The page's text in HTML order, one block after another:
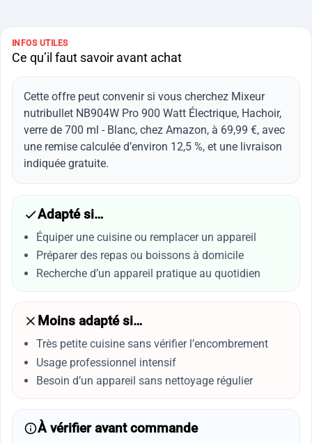
INFOS UTILES
Ce qu’il faut savoir avant achat
Cette offre peut convenir si vous cherchez Mixeur
nutribullet NB904W Pro 900 Watt Électrique, Hachoir,
verre de 700 ml - Blanc, chez Amazon, à 69,99 €, avec
une remise calculée d’environ 12,5 %, et une livraison
indiquée gratuite.
Adapté si…
Équiper une cuisine ou remplacer un appareil
Préparer des repas ou boissons à domicile
Recherche d’un appareil pratique au quotidien
Moins adapté si…
Très petite cuisine sans vérifier l’encombrement
Usage professionnel intensif
Besoin d’un appareil sans nettoyage régulier
À vérifier avant commande